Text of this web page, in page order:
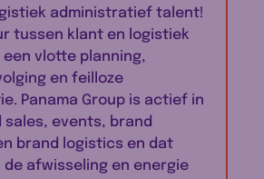
administratief talent!
tussen klant en logistiek
een vlotte planning,
en feilloze
Panama Group is actief in
events, brand
brand logistics en dat
de afwisseling en energie